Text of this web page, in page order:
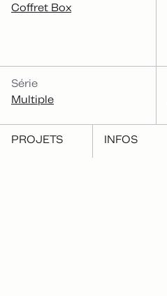
PROJETS INFOS
Coffret Box
Série
Multiple